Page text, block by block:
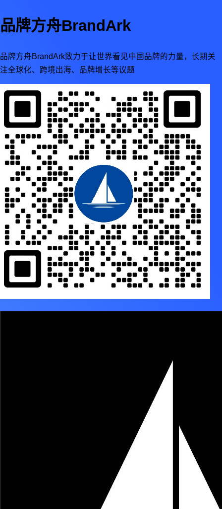
品牌方舟BrandArk
品牌方舟BrandArk致力于让世界看见中国品牌的力量，长期关
注全球化、跨境出海、品牌增长等议题